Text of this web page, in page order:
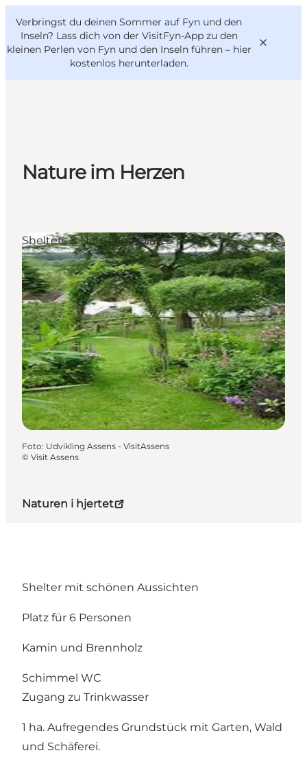
Verbringst du deinen Sommer auf Fyn und den
Inseln? Lass dich von der VisitFyn-App zu den
kleinen Perlen von Fyn und den Inseln führen – hier
kostenlos herunterladen.
Outdoor & bike
VisitFyn
Deutsch
Nature im Herzen
Naturen i hjertet
Shelters & Naturlagerplätze
Foto: Udvikling Assens - VisitAssens
© Visit Assens
Shelter mit schönen Aussichten
Platz für 6 Personen
Kamin und Brennholz
Schimmel WC
Zugang zu Trinkwasser
1 ha. Aufregendes Grundstück mit Garten, Wald
und Schäferei.